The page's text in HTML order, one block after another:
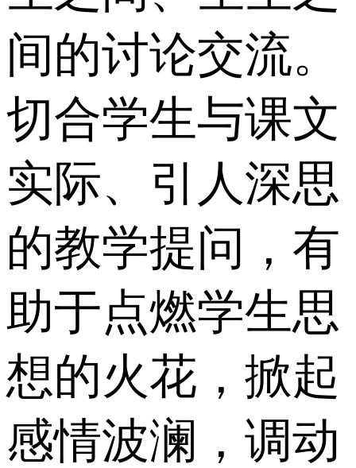
间的讨论交流。
切合学生与课文
实际、引人深思
的教学提问，有
助于点燃学生思
想的火花，掀起
感情波澜，调动